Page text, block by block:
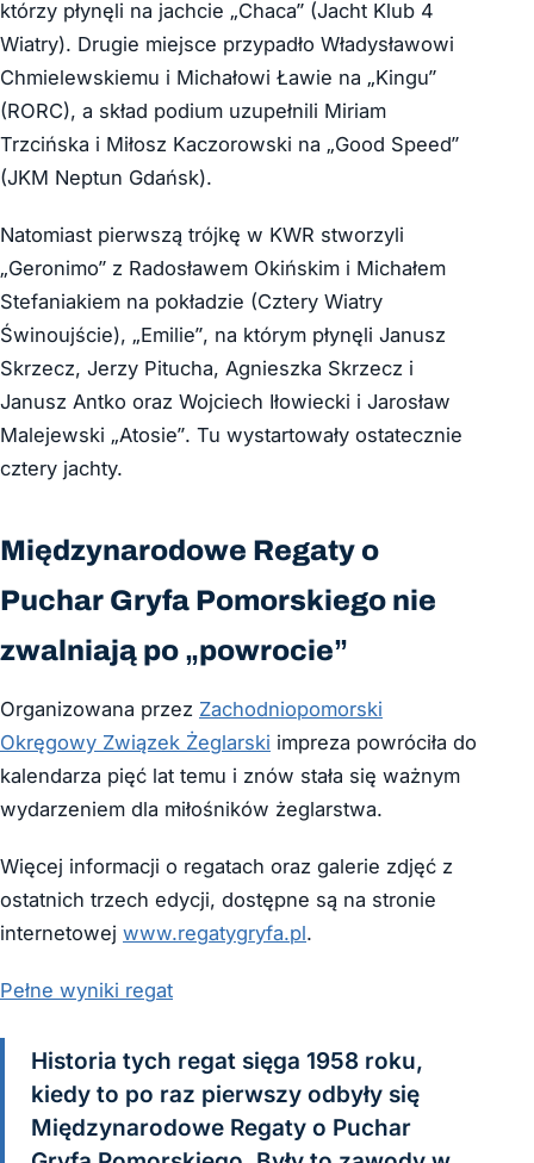
którzy płynęli na jachcie „Chaca” (Jacht Klub 4
Wiatry). Drugie miejsce przypadło Władysławowi
Chmielewskiemu i Michałowi Ławie na „Kingu”
(RORC), a skład podium uzupełnili Miriam
Trzcińska i Miłosz Kaczorowski na „Good Speed”
(JKM Neptun Gdańsk).
Natomiast pierwszą trójkę w KWR stworzyli
„Geronimo” z Radosławem Okińskim i Michałem
Stefaniakiem na pokładzie (Cztery Wiatry
Świnoujście), „Emilie”, na którym płynęli Janusz
Skrzecz, Jerzy Pitucha, Agnieszka Skrzecz i
Janusz Antko oraz Wojciech Iłowiecki i Jarosław
Malejewski „Atosie”. Tu wystartowały ostatecznie
cztery jachty.
Międzynarodowe Regaty o
Puchar Gryfa Pomorskiego nie
zwalniają po „powrocie”
Organizowana przez Zachodniopomorski
Okręgowy Związek Żeglarski impreza powróciła do
kalendarza pięć lat temu i znów stała się ważnym
wydarzeniem dla miłośników żeglarstwa.
Więcej informacji o regatach oraz galerie zdjęć z
ostatnich trzech edycji, dostępne są na stronie
internetowej www.regatygryfa.pl.
Pełne wyniki regat
Historia tych regat sięga 1958 roku,
kiedy to po raz pierwszy odbyły się
Międzynarodowe Regaty o Puchar